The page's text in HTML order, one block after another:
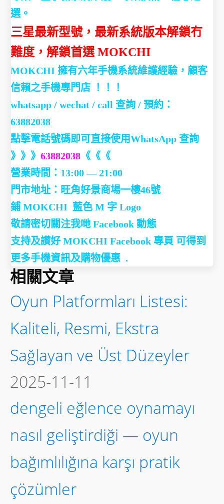
選。
三星最新型號，最新系統版本解鎖冇
難度，解鎖首選 MOKCHI
MOKCHI 擁有六年手機系統維護經驗，顧客
信賴之手機專門店 ！！！
whatsapp / wechat / call 查詢 / 預約：
63882038
點擊電話號碼即可直接使用WhatsApp 查詢
》》》 63882038 《《《
營業時間：13:00 — 21:00
門市地址： 旺角好景商場一樓46號
鋪 MOKCHI 藍色 M 字 Logo
敬請密切關注我哋 Facebook 動態
支持及讃好 MOKCHI Facebook 專頁 可得到
更多手機資訊及購物優惠 .
相關文章
Oyun Platformları Listesi:
Kaliteli, Resmi, Ekstra
Sağlayan ve Üst Düzeyler
2025-11-11
dengeli eğlence oynamayı
nasıl geliştirdiği — oyun
bağımlılığına karşı pratik
çözümler